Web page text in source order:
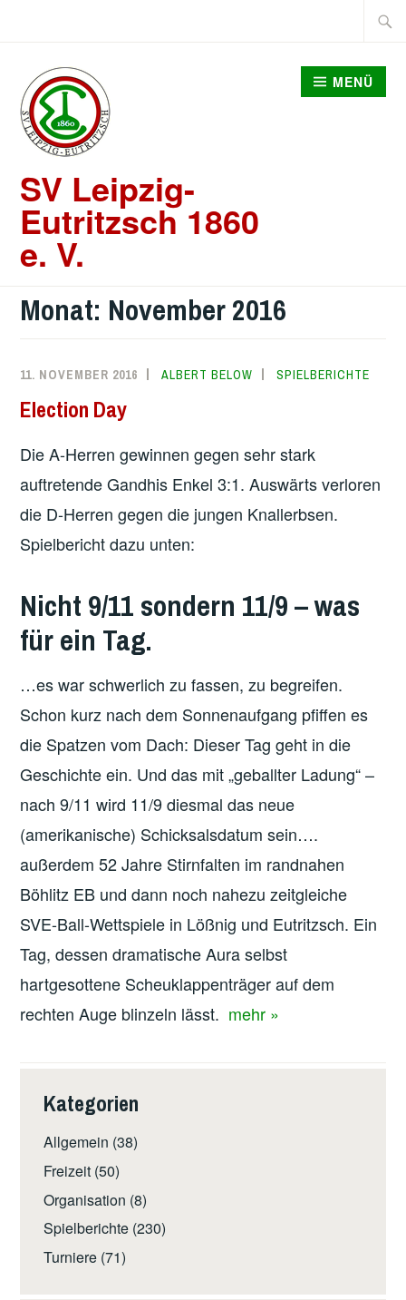
springen
Suche
SV Leipzig-
Eutritzsch 1860
e. V.
MENÜ
Monat: November 2016
11. NOVEMBER 2016 ALBERT BELOW SPIELBERICHTE
Election Day
Die A-Herren gewinnen gegen sehr stark
auftretende Gandhis Enkel 3:1. Auswärts verloren
die D-Herren gegen die jungen Knallerbsen.
Spielbericht dazu unten:
Nicht 9/11 sondern 11/9 – was
für ein Tag.
…es war schwerlich zu fassen, zu begreifen.
Schon kurz nach dem Sonnenaufgang pfiffen es
die Spatzen vom Dach: Dieser Tag geht in die
Geschichte ein. Und das mit „geballter Ladung“ –
nach 9/11 wird 11/9 diesmal das neue
(amerikanische) Schicksalsdatum sein….
außerdem 52 Jahre Stirnfalten im randnahen
Böhlitz EB und dann noch nahezu zeitgleiche
SVE-Ball-Wettspiele in Lößnig und Eutritzsch. Ein
Tag, dessen dramatische Aura selbst
hartgesottene Scheuklappenträger auf dem
rechten Auge blinzeln lässt. mehr »
Kategorien
Allgemein (38)
Freizeit(50)
Organisation (8)
Spielberichte(230)
Turniere(71)